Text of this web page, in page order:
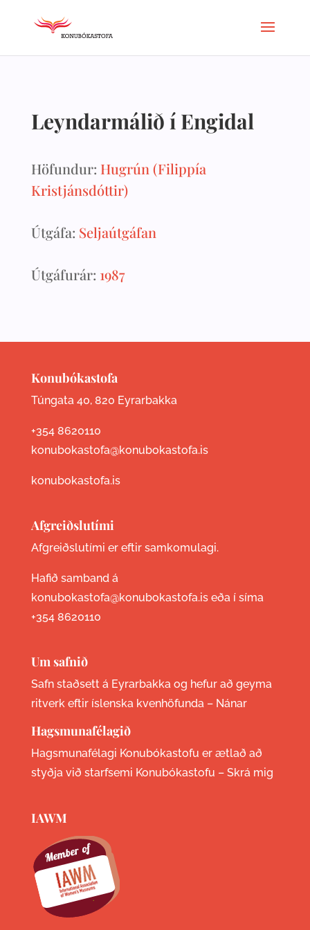
Leyndarmálið í Engidal
Höfundur: Hugrún (Filippía
Kristjánsdóttir)
Útgáfa: Seljaútgáfan
Útgáfurár: 1987
Konubókastofa
Túngata 40, 820 Eyrarbakka
+354 8620110
konubokastofa@konubokastofa.is
konubokastofa.is
Afgreiðslutími
Afgreiðslutími er eftir samkomulagi.
Hafið samband á
konubokastofa@konubokastofa.is eða í síma
+354 8620110
Um safnið
Safn staðsett á Eyrarbakka og hefur að geyma
ritverk eftir íslenska kvenhöfunda – Nánar
Hagsmunafélagið
Hagsmunafélagi Konubókastofu er ætlað að
styðja við starfsemi Konubókastofu – Skrá mig
IAWM